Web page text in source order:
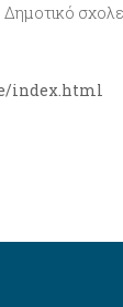
index.html